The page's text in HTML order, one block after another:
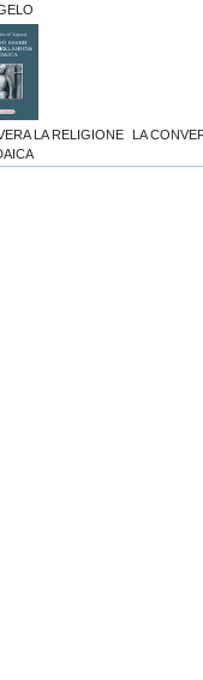
LA RELIGIONE
LA